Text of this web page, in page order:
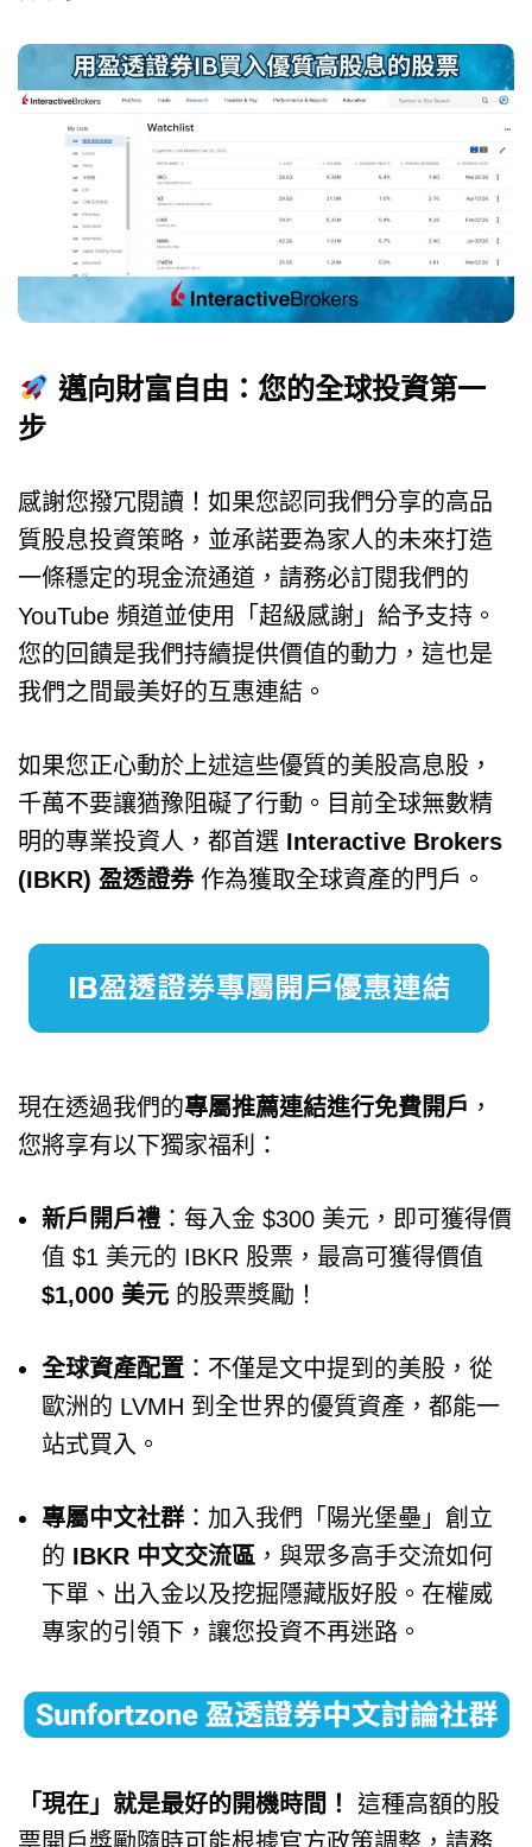
邁向財富自由：您的全球投資第一
步
感謝您撥冗閱讀！如果您認同我們分享的高品
質股息投資策略，並承諾要為家人的未來打造
一條穩定的現金流通道，請務必訂閱我們的
YouTube 頻道並使用「超級感謝」給予支持。
您的回饋是我們持續提供價值的動力，這也是
我們之間最美好的互惠連結。
如果您正心動於上述這些優質的美股高息股，
千萬不要讓猶豫阻礙了行動。目前全球無數精
明的專業投資人，都首選 Interactive Brokers
(IBKR) 盈透證券作為獲取全球資產的門戶。
現在透過我們的專屬推薦連結進行免費開戶 ，
您將享有以下獨家福利：
新戶開戶禮 ：每入金 $300 美元，即可獲得價
值 $1 美元的 IBKR 股票，最高可獲得價值
$1,000 美元 的股票獎勵！
全球資產配置 ：不僅是文中提到的美股，從
歐洲的 LVMH 到全世界的優質資產，都能一
站式買入。
專屬中文社群 ：加入我們「陽光堡壘」創立
的 IBKR 中文交流區 ，與眾多高手交流如何
下單、出入金以及挖掘隱藏版好股。在權威
專家的引領下，讓您投資不再迷路。
「現在」就是最好的開機時間！
這種高額的股